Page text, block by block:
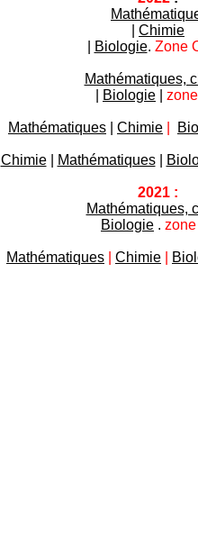
Chimie
Biologie. Zone
Mathématiques,
Biologie
Mathématiques Chimie
Chimie| Mathématiques|
2021 :
Mathématiques,
Biologie .
Mathématiques Chimie